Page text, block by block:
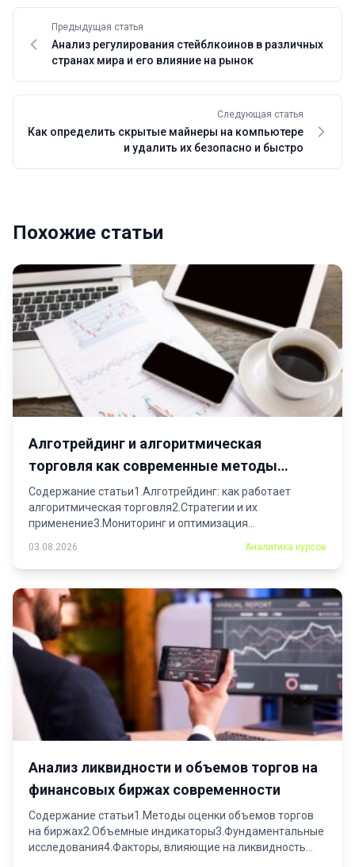
Предыдущая статья
Анализ регулирования стейблкоинов в различных
странах мира и его влияние на рынок
Следующая статья
Как определить скрытые майнеры на компьютере
и удалить их безопасно и быстро
Похожие статьи
Алготрейдинг и алгоритмическая
торговля как современные методы
финансовых инвестиций
Содержание статьи1.Алготрейдинг: как работает
алгоритмическая торговля2.Стратегии и их
применение3.Мониторинг и оптимизация
03.08.2026 Аналитика курсов
Анализ ликвидности и объемов торгов на
финансовых биржах современности
Содержание статьи1.Методы оценки объемов торгов
на биржах2.Объемные индикаторы3.Фундаментальные
исследования4.Факторы, влияющие на ликвидность